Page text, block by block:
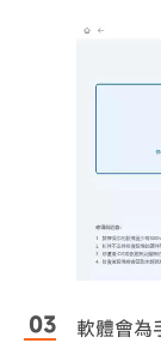
軟體會為